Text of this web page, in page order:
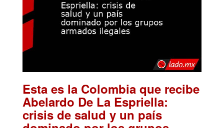
Esta es la Colombia que recibe
Abelardo De La Espriella:
crisis de salud y un país